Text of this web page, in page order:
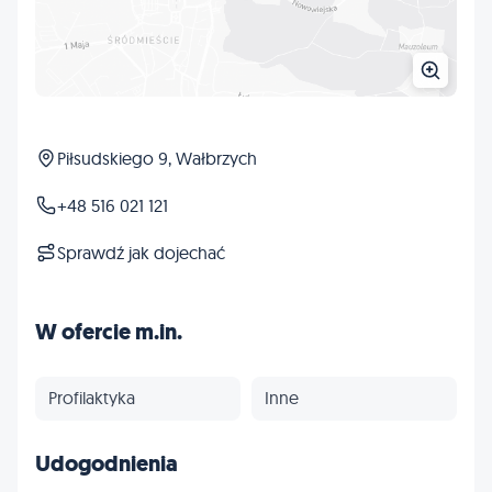
Piłsudskiego 9, Wałbrzych
+48 516 021 121
Sprawdź jak dojechać
W ofercie m.in.
Profilaktyka Inne
Udogodnienia